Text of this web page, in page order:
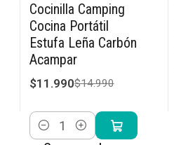
-20% OFF
Cocinilla Camping
Cocina Portátil
Estufa Leña Carbón
Acampar
$11.990$14.990
Cantidad